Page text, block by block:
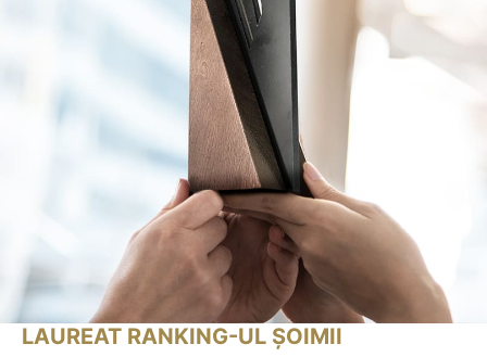
LAUREAT RANKING-UL ȘOIMII